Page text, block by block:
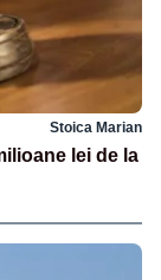
Stoica Marian
lei de la